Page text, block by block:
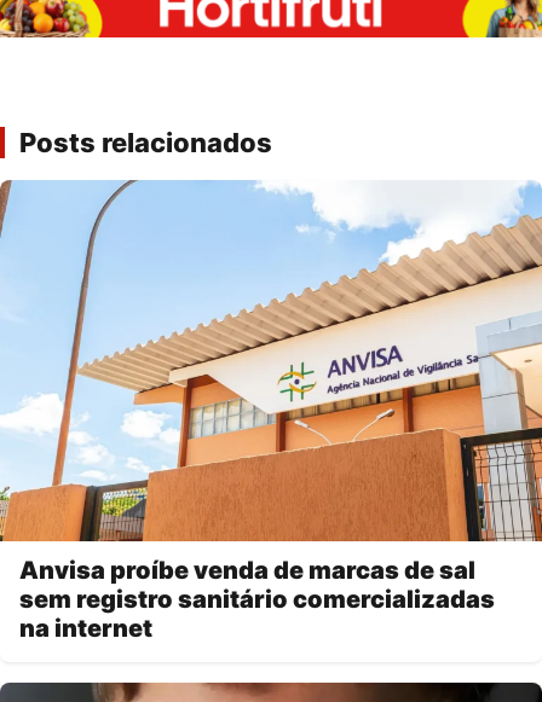
Posts relacionados
Anvisa proíbe venda de marcas de sal
sem registro sanitário comercializadas
na internet